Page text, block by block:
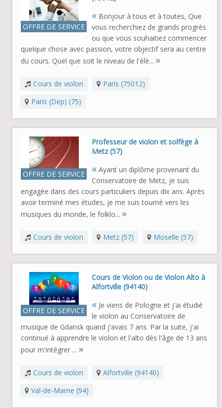
OFFRE DE SERVICE
« Bonjour à tous et à toutes, Que
vous recherchiez de grands progrès
ou que vous souhaitiez commencer
quelque chose avec passion, votre objectif sera au centre
du cours. Quel que soit le niveau de l'élè... »
Cours de violon
Paris (75012)
Paris (Dep) (75)
OFFRE DE SERVICE
Professeur de violon et solfège à
Metz (57)
« Ayant un diplôme provenant du
Conservatoire de Metz, je suis
engagée dans des cours particuliers depuis dix ans. Après
avoir terminé mes études, je me suis tourné vers les
musiques du monde, le folklo... »
Cours de violon Metz (57) Moselle (57)
OFFRE DE SERVICE
Cours de Violon ou de Violon Alto à
Alfortville (94140)
« Je viens de Pologne et j'ai étudié
le violon au Conservatoire de
musique de Gdansk quand j'avais 7 ans. Par la suite, j'ai
continué à apprendre le violon et l'alto dès l'âge de 13 ans
pour m'intégrer ... »
Cours de violon
Alfortville (94140)
Val-de-Marne (94)